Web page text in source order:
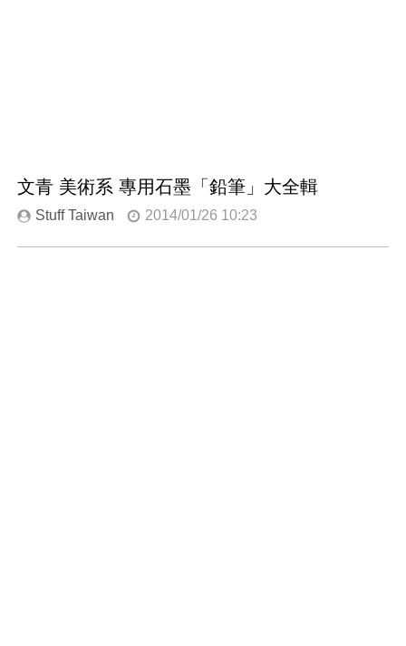
文青 美術系 專用石墨「鉛筆」大全輯
Stuff Taiwan 2014/01/26 10:23